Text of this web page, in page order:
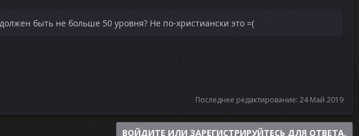
быть не больше 50 уровня? Не по-христиански это =(
Последнее редактирование: 24 Май 2019
ВОЙДИТЕ ИЛИ ЗАРЕГИСТРИРУЙТЕСЬ ДЛЯ ОТВЕТА.